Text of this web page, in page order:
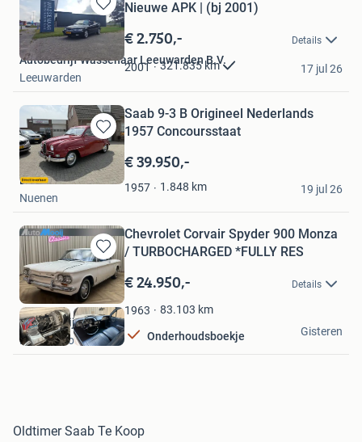
Bewaren
in
Mijn
Favorieten
Nieuwe APK | (bj 2001)
€ 2.750,- Details
2001 321.835 km
Autobedrijf Wassenaar Leeuwarden B.V.
Leeuwarden
17 jul 26
Bewaren
in
Mijn
Favorieten
Saab 9-3 B Origineel Nederlands
1957 Concoursstaat
€ 39.950,-
1957 1.848 km
Lindeman Auto's
Nuenen
19 jul 26
Bewaren
in
Mijn
Favorieten
Chevrolet Corvair Spyder 900 Monza
/ TURBOCHARGED *FULLY RES
€ 24.950,- Details
1963 83.103 km
Onderhoudsboekje
Auto Mooij Classics
Beek en Donk
Gisteren
Oldtimer Saab Te Koop